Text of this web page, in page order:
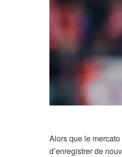
Alors que le mercato
d’enregistrer de